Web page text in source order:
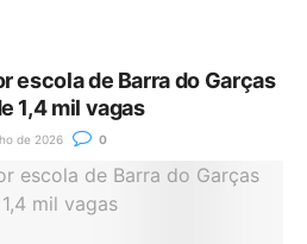
escola de Barra do Garças
1,4 mil vagas
de 2026 0